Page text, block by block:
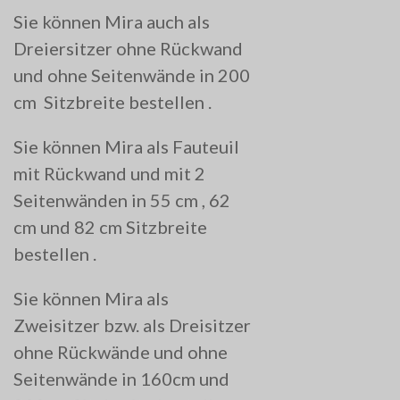
Sie können Mira auch als
Dreiersitzer ohne Rückwand
und ohne Seitenwände in 200
cm Sitzbreite bestellen .
Sie können Mira als Fauteuil
mit Rückwand und mit 2
Seitenwänden in 55 cm , 62
cm und 82 cm Sitzbreite
bestellen .
Sie können Mira als
Zweisitzer bzw. als Dreisitzer
ohne Rückwände und ohne
Seitenwände in 160cm und